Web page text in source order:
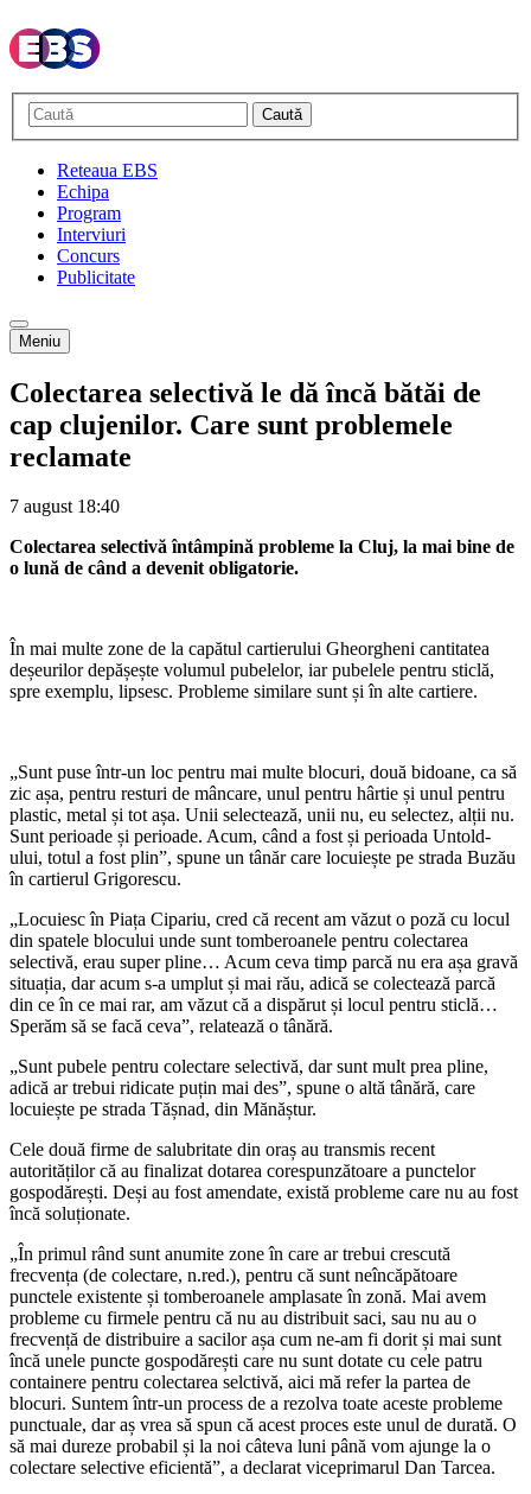
Caută
Reteaua EBS
Echipa
Program
Interviuri
Concurs
Publicitate
Meniu
Colectarea selectivă le dă încă bătăi de
cap clujenilor. Care sunt problemele
reclamate
7 august18:40
Colectarea selectivă întâmpină probleme la Cluj, la mai bine de
o lună de când a devenit obligatorie.
În mai multe zone de la capătul cartierului Gheorgheni cantitatea
deșeurilor depășește volumul pubelelor, iar pubelele pentru sticlă,
spre exemplu, lipsesc. Probleme similare sunt și în alte cartiere.
„Sunt puse într-un loc pentru mai multe blocuri, două bidoane, ca să
zic așa, pentru resturi de mâncare, unul pentru hârtie și unul pentru
plastic, metal și tot așa. Unii selectează, unii nu, eu selectez, alții nu.
Sunt perioade și perioade. Acum, când a fost și perioada Untold-
ului, totul a fost plin”, spune un tânăr care locuiește pe strada Buzău
în cartierul Grigorescu.
„Locuiesc în Piața Cipariu, cred că recent am văzut o poză cu locul
din spatele blocului unde sunt tomberoanele pentru colectarea
selectivă, erau super pline… Acum ceva timp parcă nu era așa gravă
situația, dar acum s-a umplut și mai rău, adică se colectează parcă
din ce în ce mai rar, am văzut că a dispărut și locul pentru sticlă…
Sperăm să se facă ceva”, relatează o tânără.
„Sunt pubele pentru colectare selectivă, dar sunt mult prea pline,
adică ar trebui ridicate puțin mai des”, spune o altă tânără, care
locuiește pe strada Tășnad, din Mănăștur.
Cele două firme de salubritate din oraș au transmis recent
autorităților că au finalizat dotarea corespunzătoare a punctelor
gospodărești. Deși au fost amendate, există probleme care nu au fost
încă soluționate.
„În primul rând sunt anumite zone în care ar trebui crescută
frecvența (de colectare, n.red.), pentru că sunt neîncăpătoare
punctele existente și tomberoanele amplasate în zonă. Mai avem
probleme cu firmele pentru că nu au distribuit saci, sau nu au o
frecvență de distribuire a sacilor așa cum ne-am fi dorit și mai sunt
încă unele puncte gospodărești care nu sunt dotate cu cele patru
containere pentru colectarea selctivă, aici mă refer la partea de
blocuri. Suntem într-un process de a rezolva toate aceste probleme
punctuale, dar aș vrea să spun că acest proces este unul de durată. O
să mai dureze probabil și la noi câteva luni până vom ajunge la o
colectare selective eficientă”, a declarat viceprimarul Dan Tarcea.